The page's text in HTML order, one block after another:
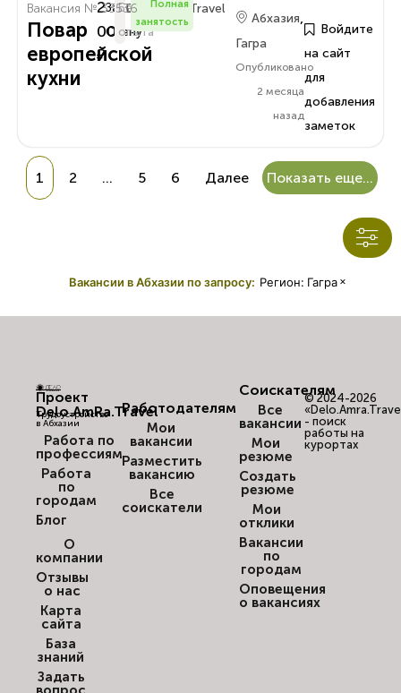
Вакансия № 33536
Повар
европейской
кухни
2
000
₽
За
Смену
Без
опыта
Delo.Amra.Travel
Полная
занятость
Абхазия,
Гагра
Опубликовано
2 месяца
назад
Войдите
на сайт
для
добавления
заметок
1 2 … 5 6 Далее Показать еще...
Вакансии в Абхазии по запросу: Регион: Гагра ×
Проект
Delo.AmRa.Travel
Трудоустройство
в Абхазии
Работа по
профессиям
Работа
по
городам
Блог
О
компании
Отзывы
о нас
Карта
сайта
База
знаний
Задать
Работодателям
Мои
вакансии
Разместить
вакансию
Все
соискатели
Соискателям
Все
вакансии
Мои
резюме
Создать
резюме
Мои
отклики
Вакансии
по
городам
Оповещения
о вакансиях
© 2024-2026
- поиск
работы на
курортах